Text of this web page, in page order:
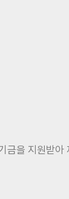
금을 지원받아